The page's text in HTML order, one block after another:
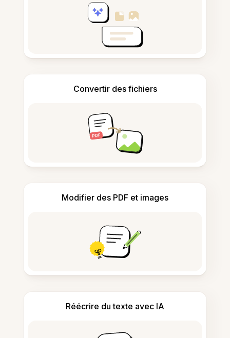
Convertir des fichiers
Modifier des PDF et images
Réécrire du texte avec IA